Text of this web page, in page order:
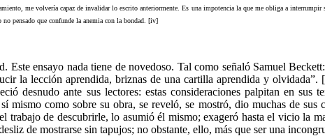
me volvería capaz de invalidar lo escrito anteriormente. Es una impotencia la que me obliga a
pensado que confunde la anemia con la bondad. [iv]
Este ensayo nada tiene de novedoso. Tal como señaló Samuel
la lección aprendida, briznas de una cartilla aprendida y
desnudo ante sus lectores: estas consideraciones palpitan en
mismo como sobre su obra, se reveló, se mostró, dio muchas de
trabajo de descubrirle, lo asumió él mismo; exageró hasta el vicio la
de mostrarse sin tapujos; no obstante, ello, más que ser una